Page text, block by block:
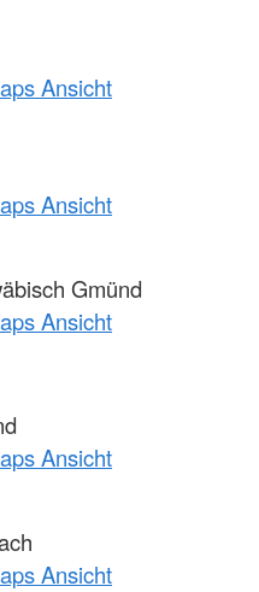
Ansicht
Ansicht
Gmünd
Ansicht
Ansicht
Ansicht